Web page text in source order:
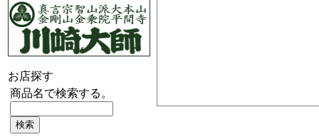
お店探す
商品名で検索する。